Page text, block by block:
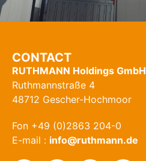
CONTACT
RUTHMANN Holdings GmbH
Ruthmannstraße 4
48712 Gescher-Hochmoor
Fon +49 (0)2863 204-0
E-mail : info@ruthmann.de